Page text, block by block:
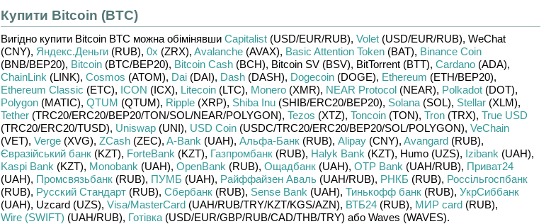
Купити Bitcoin (BTC)
Вигідно купити Bitcoin BTC можна обімінявши Capitalist(USD/EUR/RUB), Volet(USD/EUR/RUB), WeChat
(CNY), Яндекс.Деньги(RUB), 0x (ZRX), Avalanche(AVAX), Basic Attention Token(BAT), Binance Coin
(BNB/BEP20), Bitcoin(BTC/BEP20), Bitcoin Cash(BCH), Bitcoin SV (BSV), BitTorrent (BTT), Cardano(ADA),
ChainLink (LINK), Cosmos (ATOM), Dai(DAI), Dash(DASH), Dogecoin(DOGE), Ethereum (ETH/BEP20),
Ethereum Classic (ETC), ICON (ICX), Litecoin(LTC), Monero(XMR), NEAR Protocol(NEAR), Polkadot(DOT),
Polygon(MATIC), QTUM (QTUM), Ripple(XRP), Shiba Inu(SHIB/ERC20/BEP20), Solana(SOL), Stellar(XLM),
Tether(TRC20/ERC20/BEP20/TON/SOL/NEAR/POLYGON), Tezos (XTZ), Toncoin(TON), Tron(TRX), True USD
(TRC20/ERC20/TUSD), Uniswap(UNI), USD Coin(USDC/TRC20/ERC20/BEP20/SOL/POLYGON), VeChain
(VET), Verge(XVG), ZCash(ZEC), A-Bank (UAH), Альфа-Банк(RUB), Alipay(CNY), Avangard(RUB),
Євразійський банк(KZT), ForteBank (KZT), Газпромбанк(RUB), Halyk Bank (KZT), Humo (UZS), Izibank (UAH),
Kaspi Bank (KZT), Monobank (UAH), OpenBank (RUB), Ощадбанк(UAH), OTP Bank (UAH/RUB), Приват24
(UAH), Промсвязьбанк(RUB), ПУМБ (UAH), Райффайзен Аваль(UAH/RUB), РНКБ (RUB), Россільгоспбанк
(RUB), Русский Стандарт(RUB), Сбербанк(RUB), Sense Bank (UAH), Тинькофф банк(RUB), УкрСиббанк
(UAH), Uzcard (UZS), Visa/MasterCard(UAH/RUB/TRY/KZT/KGS/AZN), ВТБ24(RUB), МИР card(RUB),
Wire (SWIFT) (UAH/RUB), Готівка(USD/EUR/GBP/RUB/CAD/THB/TRY) або Waves (WAVES).